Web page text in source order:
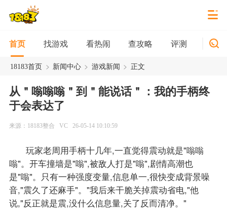
首页 找游戏 看热闹 查攻略 评测 新游
18183首页 > 新闻中心 > 游戏新闻 > 正文
从＂嗡嗡嗡＂到＂能说话＂：我的手柄终
于会表达了
来源：18183整合 VC 26-05-14 10:10:59
玩家老周用手柄十几年,一直觉得震动就是"嗡嗡
嗡"。开车撞墙是"嗡",被敌人打是"嗡",剧情高潮也
是"嗡"。只有一种强度变量,信息单一,很快变成背景噪
音,"震久了还麻手"。"我后来干脆关掉震动省电,"他
说,"反正就是震,没什么信息量,关了反而清净。"